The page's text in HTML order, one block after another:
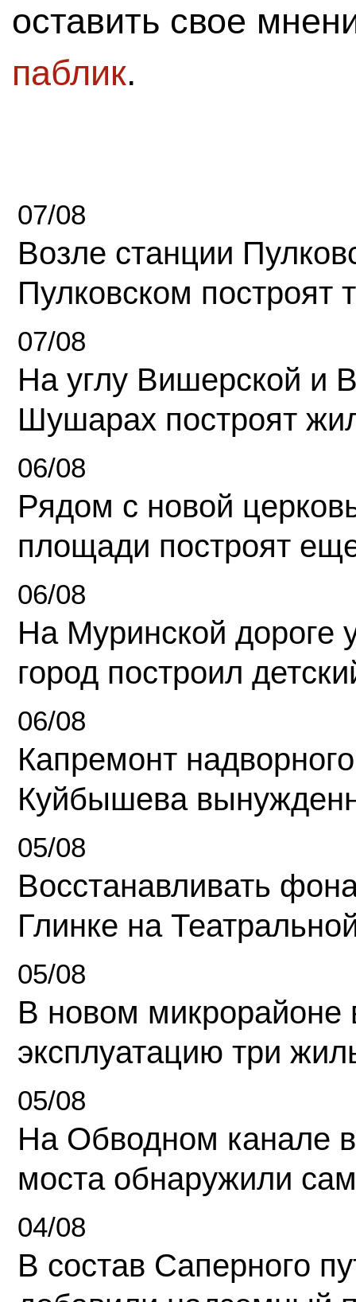
оставить свое
паблик.
07/08
Возле станции
Пулковском построят
07/08
На углу Вишерской и
Шушарах построят
06/08
Рядом с новой
площади построят
06/08
На Муринской дороге
город построил
06/08
Капремонт
Куйбышева
05/08
Восстанавливать
Глинке на
05/08
В новом микрорайоне
эксплуатацию три
05/08
На Обводном канале
моста обнаружили
04/08
В состав Саперного